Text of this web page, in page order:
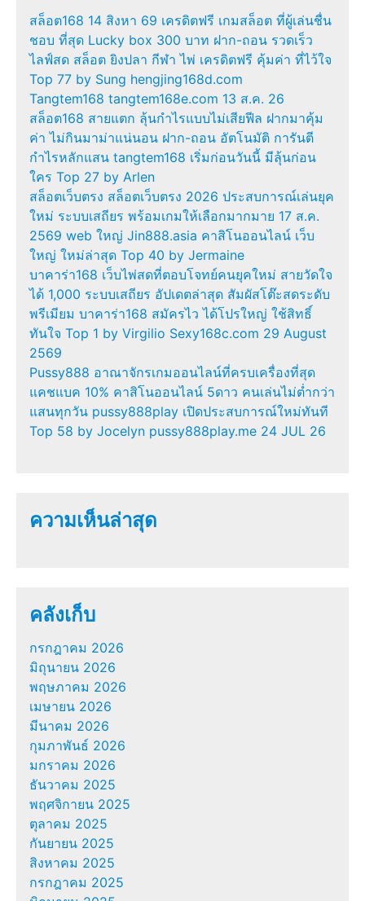
สล็อต168 14 สิงหา 69 เครดิตฟรี เกมสล็อต ที่ผู้เล่นชื่น
ชอบ ที่สุด Lucky box 300 บาท ฝาก-ถอน รวดเร็ว
ไลฟ์สด สล็อต ยิงปลา กีฬา ไพ่ เครดิตฟรี คุ้มค่า ที่ไว้ใจ
Top 77 by Sung hengjing168d.com
Tangtem168 tangtem168e.com 13 ส.ค. 26
สล็อต168 สายแตก ลุ้นกำไรแบบไม่เสียฟีล ฝากมาคุ้ม
ค่า ไม่กินมาม่าแน่นอน ฝาก-ถอน อัตโนมัติ การันตี
กำไรหลักแสน tangtem168 เริ่มก่อนวันนี้ มีลุ้นก่อน
ใคร Top 27 by Arlen
สล็อตเว็บตรง สล็อตเว็บตรง 2026 ประสบการณ์เล่นยุค
ใหม่ ระบบเสถียร พร้อมเกมให้เลือกมากมาย 17 ส.ค.
2569 web ใหญ่ Jin888.asia คาสิโนออนไลน์ เว็บ
ใหญ่ ใหม่ล่าสุด Top 40 by Jermaine
บาคาร่า168 เว็บไพ่สดที่ตอบโจทย์คนยุคใหม่ สายวัดใจ
ได้ 1,000 ระบบเสถียร อัปเดตล่าสุด สัมผัสโต๊ะสดระดับ
พรีเมียม บาคาร่า168 สมัครไว ได้โปรใหญ่ ใช้สิทธิ์
ทันใจ Top 1 by Virgilio Sexy168c.com 29 August
2569
Pussy888 อาณาจักรเกมออนไลน์ที่ครบเครื่องที่สุด
แคชแบค 10% คาสิโนออนไลน์ 5ดาว คนเล่นไม่ต่ำกว่า
แสนทุกวัน pussy888play เปิดประสบการณ์ใหม่ทันที
Top 58 by Jocelyn pussy888play.me 24 JUL 26
ความเห็นล่าสุด
คลังเก็บ
กรกฎาคม 2026
มิถุนายน 2026
พฤษภาคม 2026
เมษายน 2026
มีนาคม 2026
กุมภาพันธ์ 2026
มกราคม 2026
ธันวาคม 2025
พฤศจิกายน 2025
ตุลาคม 2025
กันยายน 2025
สิงหาคม 2025
กรกฎาคม 2025